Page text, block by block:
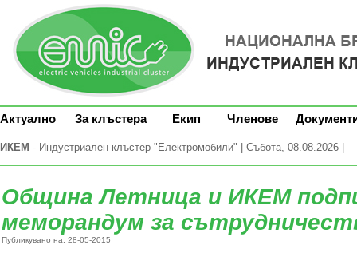
Актуално За клъстера Екип Членове
ИКЕМ - Индустриален клъстер "Електромобили" | Събота, 08.08.2026 |
Община Летница и ИКЕМ
меморандум за
Публикувано на: 28-05-2015